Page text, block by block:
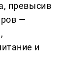
превысив
—
и